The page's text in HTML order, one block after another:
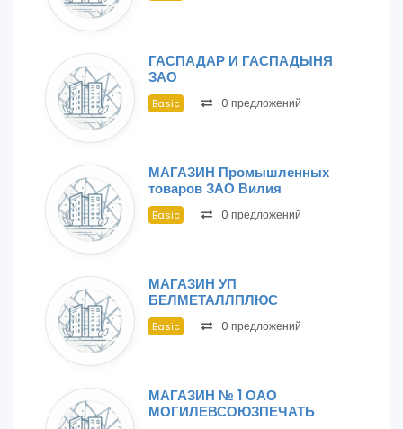
ГАСПАДАР И ГАСПАДЫНЯ
ЗАО
Basic 0 предложений
МАГАЗИН Промышленных
товаров ЗАО Вилия
Basic 0 предложений
МАГАЗИН УП
БЕЛМЕТАЛЛПЛЮС
Basic 0 предложений
МАГАЗИН № 1 ОАО
МОГИЛЕВСОЮЗПЕЧАТЬ